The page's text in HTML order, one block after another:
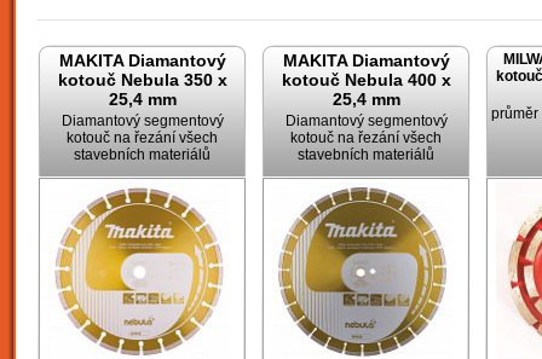
MAKITA Diamantový
kotouč Nebula 350 x
25,4 mm
Diamantový segmentový
kotouč na řezání všech
stavebních materiálů
MAKITA Diamantový
kotouč Nebula 400 x
25,4 mm
Diamantový segmentový
kotouč na řezání všech
stavebních materiálů
průměr